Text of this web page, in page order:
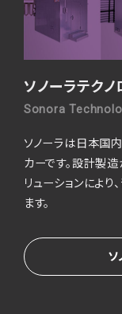
ソノーラテクノ
Sonora
ソノーラは日本国
カーです。設計製造
リューションにより、
ます。
ソ